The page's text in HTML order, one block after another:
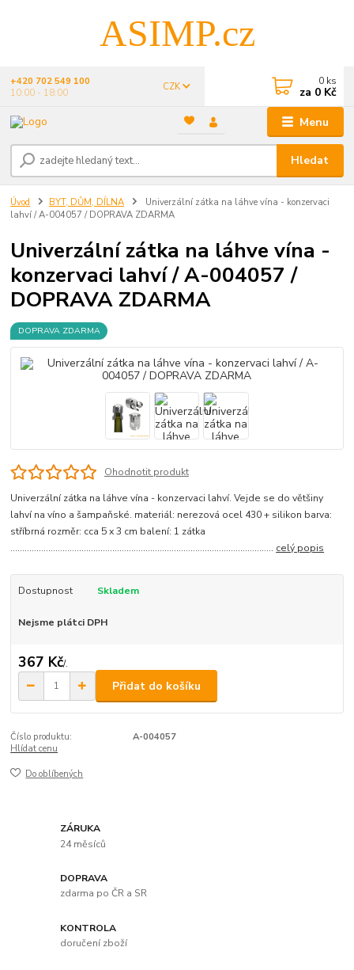
ASIMP.cz
Menu
CZK
Hledat
+420 702 549 100
10:00 - 18:00
0 ks
za 0 Kč
Úvod BYT, DŮM, DÍLNA
Univerzální zátka na láhve vína - konzervaci
lahví / A-004057 / DOPRAVA ZDARMA
Univerzální zátka na láhve vína -
konzervaci lahví / A-004057 /
DOPRAVA ZDARMA
DOPRAVA ZDARMA
Ohodnotit produkt
Univerzální zátka na láhve vína - konzervaci lahví. Vejde se do většiny
lahví na víno a šampaňské. materiál: nerezová ocel 430 + silikon barva:
stříbrná rozměr: cca 5 x 3 cm balení: 1 zátka
............................................................................................................... celý popis
Dostupnost Skladem
Nejsme plátci DPH
367 Kč/.
Přidat do košíku
Číslo produktu:
A-004057
Hlídat cenu
Do oblíbených
ZÁRUKA
24 měsíců
DOPRAVA
zdarma po ČR a SR
KONTROLA
doručení zboží